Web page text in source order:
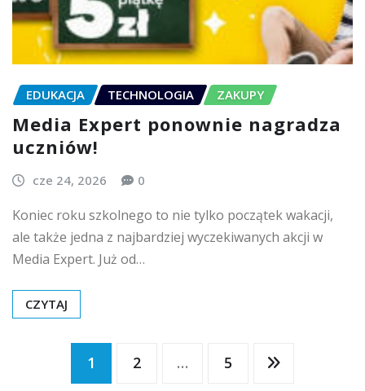
EDUKACJA TECHNOLOGIA ZAKUPY
Media Expert ponownie nagradza
uczniów!
cze 24, 2026 0
Koniec roku szkolnego to nie tylko początek wakacji,
ale także jedna z najbardziej wyczekiwanych akcji w
Media Expert. Już od…
CZYTAJ
Stronicowanie
1 2 … 5